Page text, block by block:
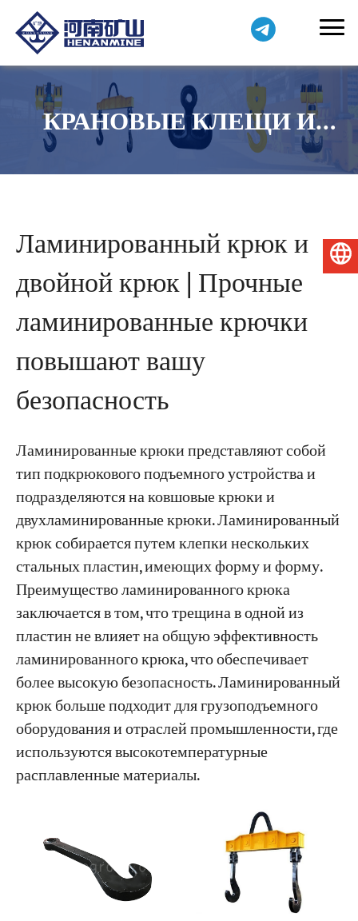
Проекты
Блоги
Свяжитесь с Нами
КРАНОВЫЕ КЛЕЩИ И
ЗАЖИМЫ
Ламинированный крюк и
двойной крюк | Прочные
ламинированные крючки
повышают вашу
безопасность
Ламинированные крюки представляют собой
тип подкрюкового подъемного устройства и
подразделяются на ковшовые крюки и
двухламинированные крюки. Ламинированный
крюк собирается путем клепки нескольких
стальных пластин, имеющих форму и форму.
Преимущество ламинированного крюка
заключается в том, что трещина в одной из
пластин не влияет на общую эффективность
ламинированного крюка, что обеспечивает
более высокую безопасность. Ламинированный
крюк больше подходит для грузоподъемного
оборудования и отраслей промышленности, где
используются высокотемпературные
расплавленные материалы.
Русский